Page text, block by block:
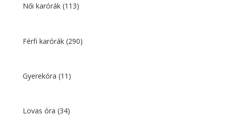
001 Ft.
Női karórák (113)
Férfi karórák (290)
Gyerekóra (11)
Lovas óra (34)